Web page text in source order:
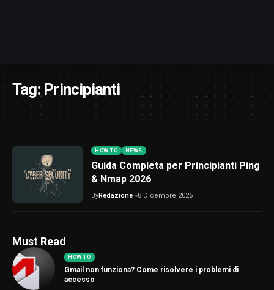
Tag:Principianti
HOW TO NEWS
Guida Completa per Principianti Ping
& Nmap 2026
ByRedazione 8 Dicembre 2025
Must Read
HOW TO
Gmail non funziona? Come risolvere i problemi di
accesso